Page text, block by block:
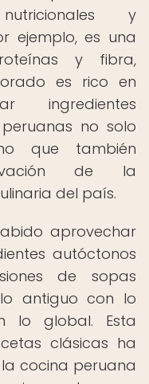
y
ejemplo, es una
y fibra,
es rico en
ingredientes
no solo
que también
de la
del país.
aprovechar
autóctonos
de sopas
lo antiguo con lo
lo global. Esta
clásicas ha
cocina peruana